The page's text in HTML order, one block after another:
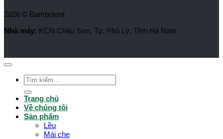
2026 © Bambotent
Nhà máy: KCN Châu Sơn, Tp. Phủ Lý, Tỉnh Hà Nam
Tìm
kiếm:
Trang chủ
Về chúng tôi
Sản phẩm
Lều
Mái che